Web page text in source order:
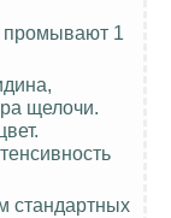
промывают 1
щелочи.
стандартных